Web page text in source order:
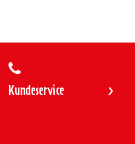
Kundeservice